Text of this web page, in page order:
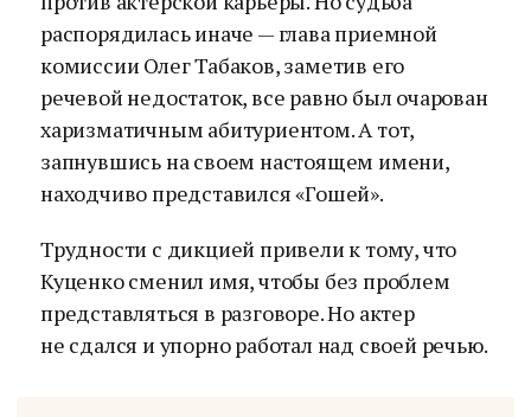
распорядилась иначе — глава приемной
комиссии Олег Табаков, заметив его
речевой недостаток, все равно был очарован
харизматичным абитуриентом. А тот,
запнувшись на своем настоящем имени,
находчиво представился «Гошей».
Трудности с дикцией привели к тому, что
Куценко сменил имя, чтобы без проблем
представляться в разговоре. Но актер
не сдался и упорно работал над своей речью.